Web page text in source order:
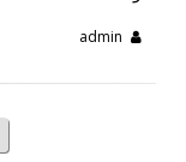
admin